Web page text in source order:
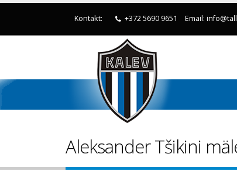
Kontakt: +372 5690 9651 Email:
Aleksander Tšikini